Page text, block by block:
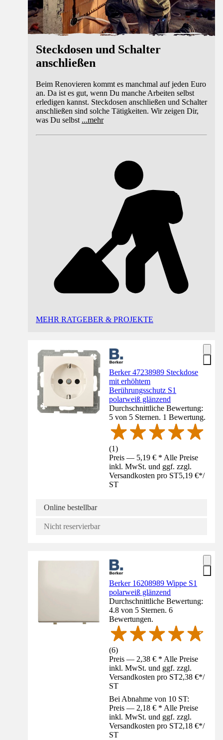
Steckdosen und Schalter
anschließen
Beim Renovieren kommt es manchmal auf jeden Euro
an. Da ist es gut, wenn Du manche Arbeiten selbst
erledigen kannst. Steckdosen anschließen und Schalter
anschließen sind solche Tätigkeiten. Wir zeigen Dir,
was Du selbst ...mehr
MEHR RATGEBER & PROJEKTE
Berker 47238989 Steckdose
mit erhöhtem
Berührungsschutz S1
polarweiß glänzend
Durchschnittliche Bewertung:
5 von 5 Sternen. 1 Bewertung.
(1)
Preis — 5,19 € * Alle Preise
inkl. MwSt. und ggf. zzgl.
Versandkosten pro ST5,19 €*/
ST
Online bestellbar
Nicht reservierbar
Berker 16208989 Wippe S1
polarweiß glänzend
Durchschnittliche Bewertung:
4.8 von 5 Sternen. 6
Bewertungen.
(6)
Preis — 2,38 € * Alle Preise
inkl. MwSt. und ggf. zzgl.
Versandkosten pro ST2,38 €*/
ST
Bei Abnahme von 10 ST:
Preis — 2,18 € * Alle Preise
inkl. MwSt. und ggf. zzgl.
Versandkosten pro ST2,18 €*/
ST